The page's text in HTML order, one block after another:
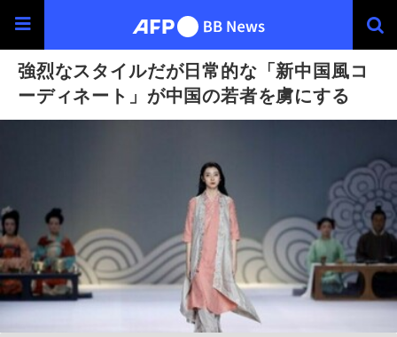
強烈なスタイルだが日常的な「新中国風コ
ーディネート」が中国の若者を虜にする